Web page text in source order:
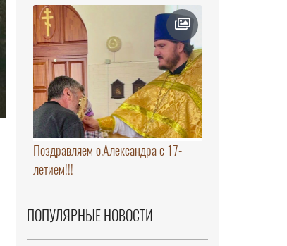
Поздравляем о.Александра с 17-
летием!!!
ПОПУЛЯРНЫЕ НОВОСТИ